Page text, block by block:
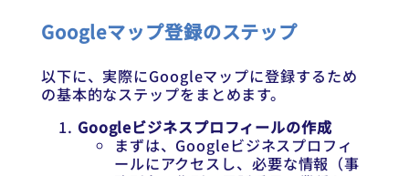
Googleマップ登録のステップ
以下に、実際にGoogleマップに登録するため
の基本的なステップをまとめます。
Googleビジネスプロフィールの作成
まずは、Googleビジネスプロフィ
ールにアクセスし、必要な情報（事